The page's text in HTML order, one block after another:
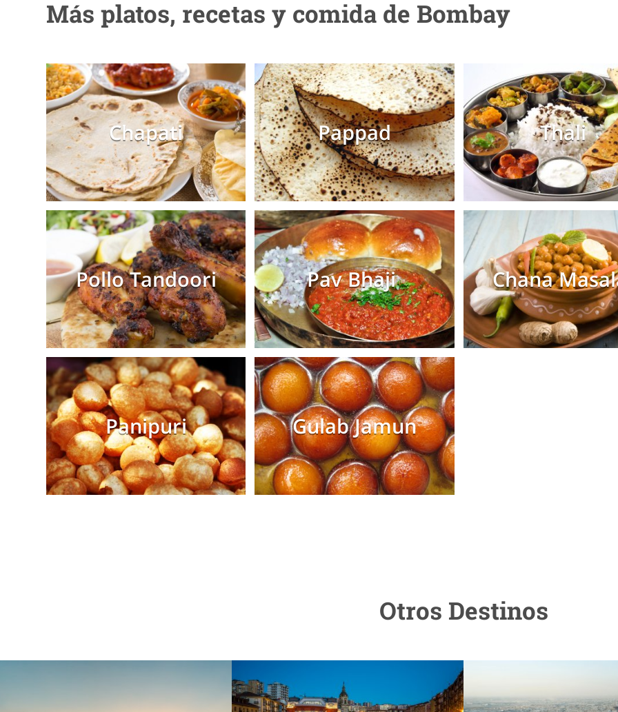
Más platos, recetas y comida de Bombay
Chapati Pappad Thali
Pollo Tandoori Pav Bhaji Chana
Panipuri Gulab Jamun
Otros Destinos